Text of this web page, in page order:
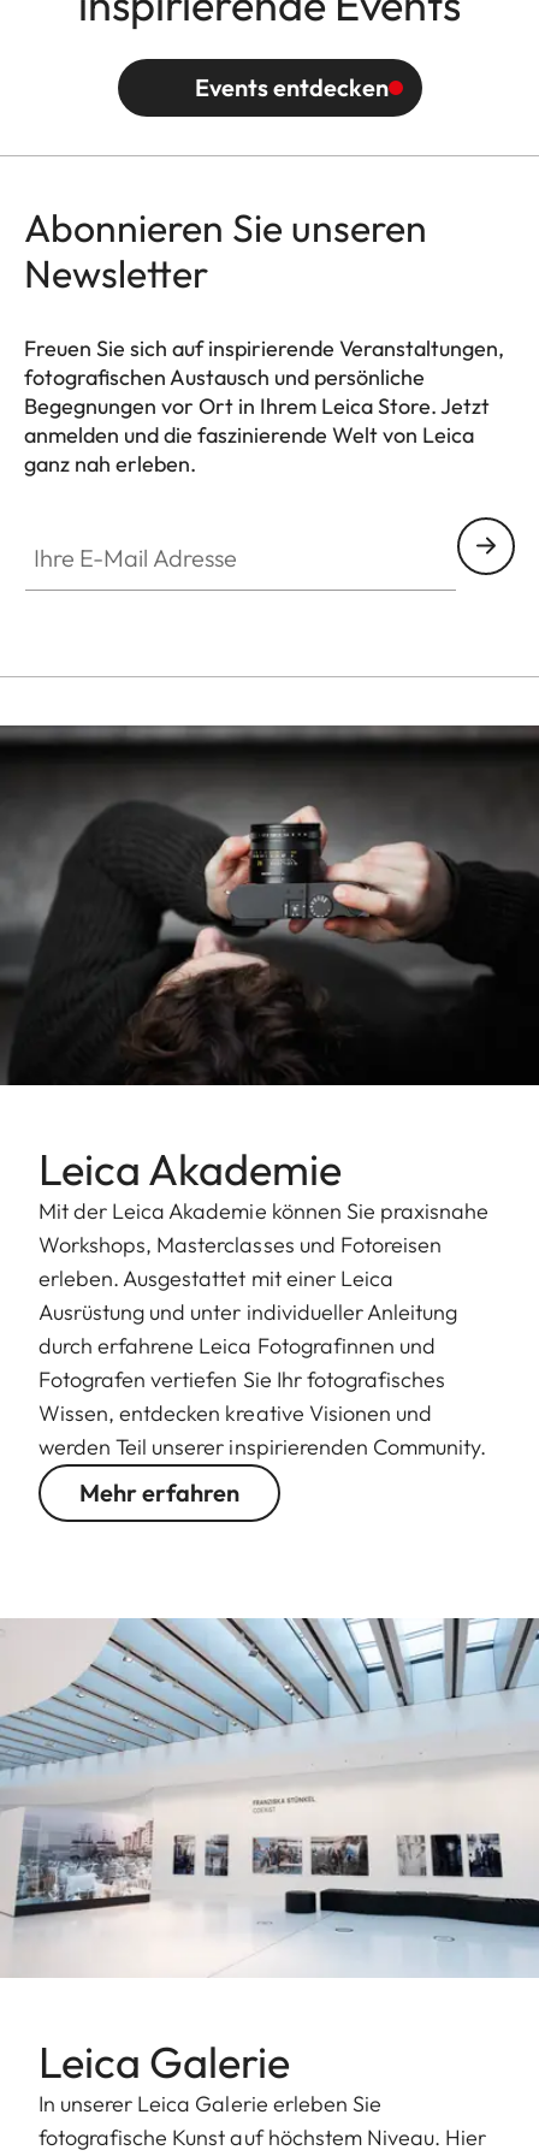
Events entdecken
Abonnieren Sie unseren
Newsletter
Freuen Sie sich auf inspirierende Veranstaltungen,
fotografischen Austausch und persönliche
Begegnungen vor Ort in Ihrem Leica Store. Jetzt
anmelden und die faszinierende Welt von Leica
ganz nah erleben.
Leica Akademie
Mit der Leica Akademie können Sie praxisnahe
Workshops, Masterclasses und Fotoreisen
erleben. Ausgestattet mit einer Leica
Ausrüstung und unter individueller Anleitung
durch erfahrene Leica Fotografinnen und
Fotografen vertiefen Sie Ihr fotografisches
Wissen, entdecken kreative Visionen und
werden Teil unserer inspirierenden Community.
Mehr erfahren
Leica Galerie
In unserer Leica Galerie erleben Sie
fotografische Kunst auf höchstem Niveau. Hier